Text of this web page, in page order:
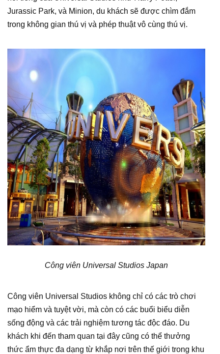
Jurassic Park, và Minion, du khách sẽ được chìm đắm
trong không gian thú vị và phép thuật vô cùng thú vị.
Công viên Universal Studios Japan
Công viên Universal Studios không chỉ có các trò chơi
mạo hiểm và tuyệt vời, mà còn có các buổi biểu diễn
sống động và các trải nghiệm tương tác độc đáo. Du
khách khi đến tham quan tại đây cũng có thể thưởng
thức ẩm thực đa dạng từ khắp nơi trên thế giới trong khu